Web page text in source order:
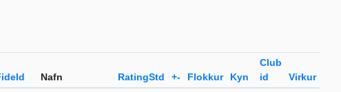
Nafn RatingStd +- Flokkur Kyn
Club
id
Virkur